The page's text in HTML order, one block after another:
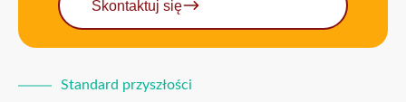
Skontaktuj się
Standard przyszłości